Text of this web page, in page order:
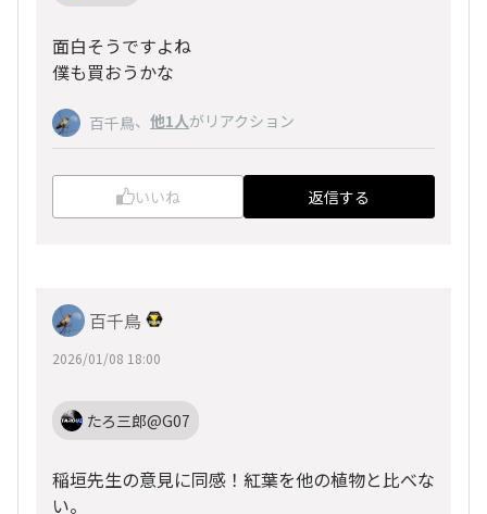
面白そうですよね
僕も買おうかな
百千鳥、 他1人がリアクション
いいね 返信する
百千鳥
2026/01/08 18:00
たろ三郎@G07
稲垣先生の意見に同感！紅葉を他の植物と比べな
い。